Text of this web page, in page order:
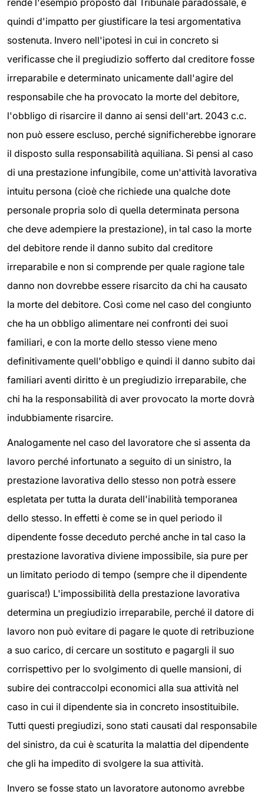
rende l'esempio proposto dal Tribunale paradossale, e
quindi d'impatto per giustificare la tesi argomentativa
sostenuta. Invero nell'ipotesi in cui in concreto si
verificasse che il pregiudizio sofferto dal creditore fosse
irreparabile e determinato unicamente dall'agire del
responsabile che ha provocato la morte del debitore,
l'obbligo di risarcire il danno ai sensi dell'art. 2043 c.c.
non può essere escluso, perché significherebbe ignorare
il disposto sulla responsabilità aquiliana. Si pensi al caso
di una prestazione infungibile, come un'attività lavorativa
intuitu persona (cioè che richiede una qualche dote
personale propria solo di quella determinata persona
che deve adempiere la prestazione), in tal caso la morte
del debitore rende il danno subito dal creditore
irreparabile e non si comprende per quale ragione tale
danno non dovrebbe essere risarcito da chi ha causato
la morte del debitore. Così come nel caso del congiunto
che ha un obbligo alimentare nei confronti dei suoi
familiari, e con la morte dello stesso viene meno
definitivamente quell'obbligo e quindi il danno subito dai
familiari aventi diritto è un pregiudizio irreparabile, che
chi ha la responsabilità di aver provocato la morte dovrà
indubbiamente risarcire.
Analogamente nel caso del lavoratore che si assenta da
lavoro perché infortunato a seguito di un sinistro, la
prestazione lavorativa dello stesso non potrà essere
espletata per tutta la durata dell'inabilità temporanea
dello stesso. In effetti è come se in quel periodo il
dipendente fosse deceduto perché anche in tal caso la
prestazione lavorativa diviene impossibile, sia pure per
un limitato periodo di tempo (sempre che il dipendente
guarisca!) L'impossibilità della prestazione lavorativa
determina un pregiudizio irreparabile, perché il datore di
lavoro non può evitare di pagare le quote di retribuzione
a suo carico, di cercare un sostituto e pagargli il suo
corrispettivo per lo svolgimento di quelle mansioni, di
subire dei contraccolpi economici alla sua attività nel
caso in cui il dipendente sia in concreto insostituibile.
Tutti questi pregiudizi, sono stati causati dal responsabile
del sinistro, da cui è scaturita la malattia del dipendente
che gli ha impedito di svolgere la sua attività.
Invero se fosse stato un lavoratore autonomo avrebbe